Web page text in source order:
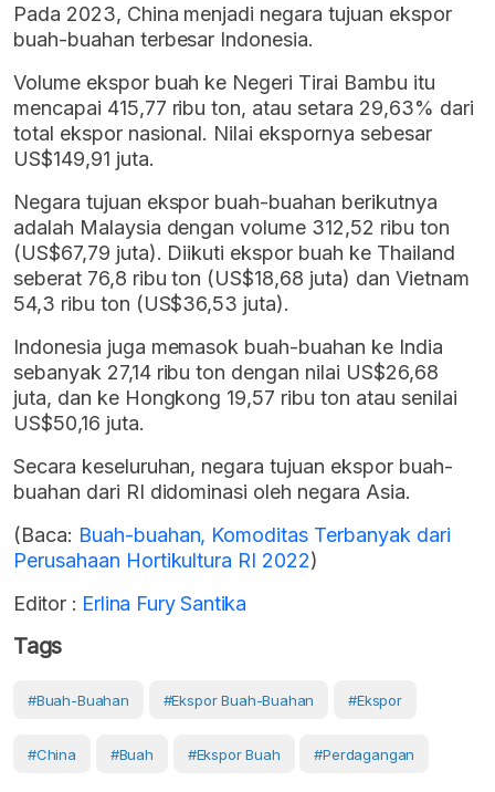
Pada 2023, China menjadi negara tujuan ekspor
buah-buahan terbesar Indonesia.
Volume ekspor buah ke Negeri Tirai Bambu itu
mencapai 415,77 ribu ton, atau setara 29,63% dari
total ekspor nasional. Nilai ekspornya sebesar
US$149,91 juta.
Negara tujuan ekspor buah-buahan berikutnya
adalah Malaysia dengan volume 312,52 ribu ton
(US$67,79 juta). Diikuti ekspor buah ke Thailand
seberat 76,8 ribu ton (US$18,68 juta) dan Vietnam
54,3 ribu ton (US$36,53 juta).
Indonesia juga memasok buah-buahan ke India
sebanyak 27,14 ribu ton dengan nilai US$26,68
juta, dan ke Hongkong 19,57 ribu ton atau senilai
US$50,16 juta.
Secara keseluruhan, negara tujuan ekspor buah-
buahan dari RI didominasi oleh negara Asia.
(Baca: Buah-buahan, Komoditas Terbanyak dari
Perusahaan Hortikultura RI 2022)
Editor : Erlina Fury Santika
Tags
#buah-Buahan #ekspor Buah-Buahan #Ekspor
#China #Buah #Ekspor Buah #Perdagangan